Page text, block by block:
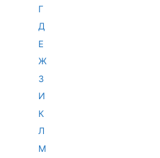
Г
Д
Е
Ж
З
И
К
Л
М